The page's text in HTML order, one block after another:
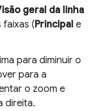
geral da linha
faixas (Principal e
para diminuir o
para a
o zoom e
direita.